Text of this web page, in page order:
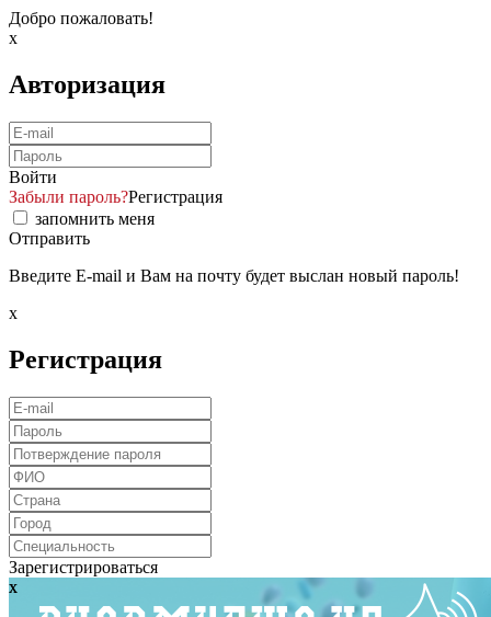
Добро пожаловать!
x
Авторизация
Войти
Забыли пароль?Регистрация
запомнить меня
Отправить
Введите E-mail и Вам на почту будет выслан новый пароль!
x
Регистрация
Зарегистрироваться
x
x